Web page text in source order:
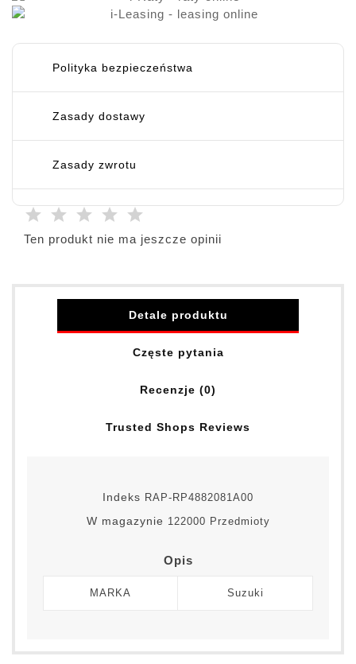
Polityka bezpieczeństwa
Zasady dostawy
Zasady zwrotu
Ten produkt nie ma jeszcze opinii
Detale produktu
Częste pytania
Recenzje (0)
Trusted Shops Reviews
Indeks RAP-RP4882081A00
W magazynie 122000 Przedmioty
Opis
MARKA Suzuki